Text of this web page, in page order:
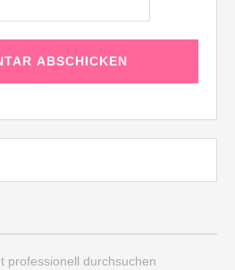
professionell durchsuchen